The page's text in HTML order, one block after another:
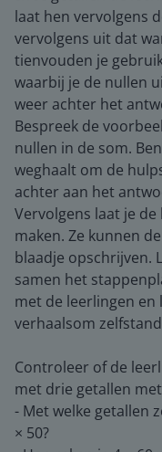
laat hen vervolgens
vervolgens uit dat
tienvouden je
waarbij je de nullen
weer achter het
Bespreek de
nullen in de som.
weghaalt om de
achter aan het
Vervolgens laat je
maken. Ze kunnen
blaadje opschrijven.
samen het
met de leerlingen en
verhaalsom
Controleer of de
met drie getallen
- Met welke getallen
× 50?